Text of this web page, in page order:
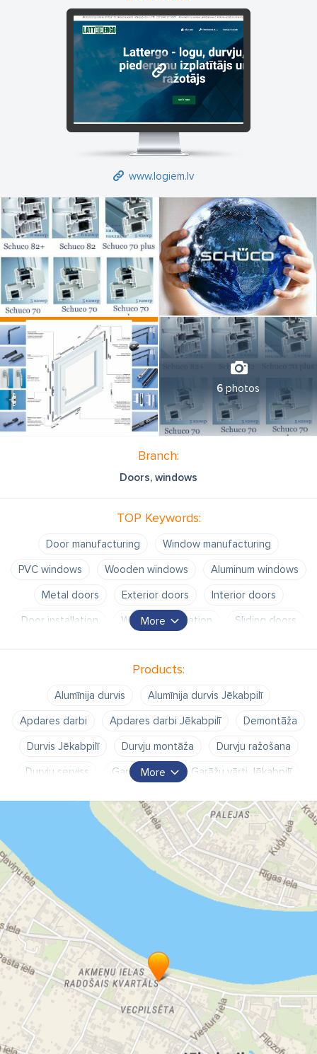
www.logiem.lv
www.logiem.lv
6 photos
Branch:
Doors, windows
TOP Keywords:
Door manufacturing
Window manufacturing
PVC windows
Wooden windows
Aluminum windows
Metal doors
Exterior doors
Interior doors
Door installation
Window installation
Sliding doors
Balcony glazing
More
Products:
Alumīnija durvis
Alumīnija durvis Jēkabpilī
Apdares darbi
Apdares darbi Jēkabpilī
Demontāža
Durvis Jēkabpilī
Durvju montāža
Durvju ražošana
Durvju serviss
Garāžu vārti
Garāžu vārti Jēkabpilī
Logi un durvis Jēkabpilī
Logu demontāža
Logu demontāža Jēkabpilī
Logu izgatavošana
Logu montāža
Logu montāža Jēkabpilī
Logu serviss
Metāla durvis
Metāla durvis Alumīnija durvis
Montāža
Moskitu tīkli
Moskitu tīkli Logi un durvis Jēkabpilī
Moskītu tīkli Jēkabpilī
PVC durvis
PVC durvis Jēkabpilī
PVC logi Jēkabpilī
Pakešu logi
More